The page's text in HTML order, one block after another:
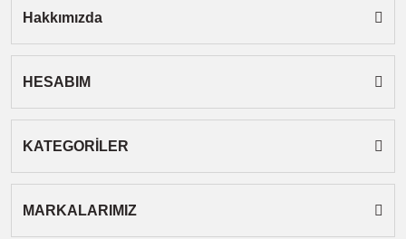
Gönder
Hakkımızda
HESABIM
KATEGORİLER
MARKALARIMIZ